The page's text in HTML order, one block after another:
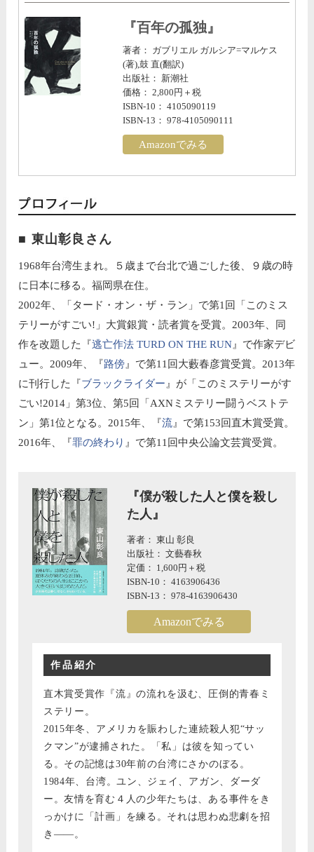
『百年の孤独』
著者： ガブリエル ガルシア=マルケス
(著),鼓 直(翻訳)
出版社： 新潮社
価格： 2,800円＋税
ISBN-10： 4105090119
ISBN-13： 978-4105090111
Amazonでみる
■ 東山彰良さん
1968年台湾生まれ。５歳まで台北で過ごした後、９歳の時
に日本に移る。福岡県在住。
2002年、「タード・オン・ザ・ラン」で第1回「このミス
テリーがすごい!」大賞銀賞・読者賞を受賞。2003年、同
作を改題した『逃亡作法 TURD ON THE RUN 』で作家デビ
ュー。2009年、『路傍 』で第11回大藪春彦賞受賞。2013年
に刊行した『ブラックライダー 』が「このミステリーがす
ごい!2014」第3位、第5回「AXNミステリー闘うベストテ
ン」第1位となる。2015年、『流 』で第153回直木賞受賞。
2016年、『罪の終わり 』で第11回中央公論文芸賞受賞。
『僕が殺した人と僕を殺し
た人』
著者： 東山 彰良
出版社： 文藝春秋
定価： 1,600円＋税
ISBN-10： 4163906436
ISBN-13： 978-4163906430
Amazonでみる
作品紹介
直木賞受賞作『流』の流れを汲む、圧倒的青春ミ
ステリー。
2015年冬、アメリカを賑わした連続殺人犯“サッ
クマン”が逮捕された。「私」は彼を知ってい
る。その記憶は30年前の台湾にさかのぼる。
1984年、台湾。ユン、ジェイ、アガン、ダーダ
ー。友情を育む４人の少年たちは、ある事件をき
っかけに「計画」を練る。それは思わぬ悲劇を招
き――。